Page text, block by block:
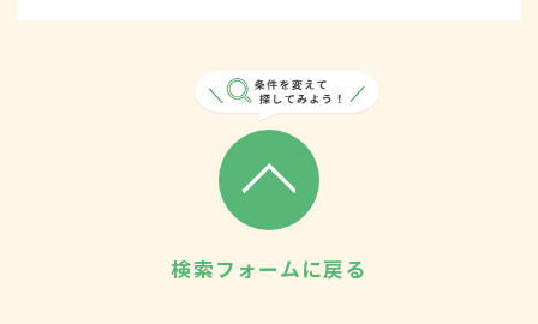
検索フォームに戻る